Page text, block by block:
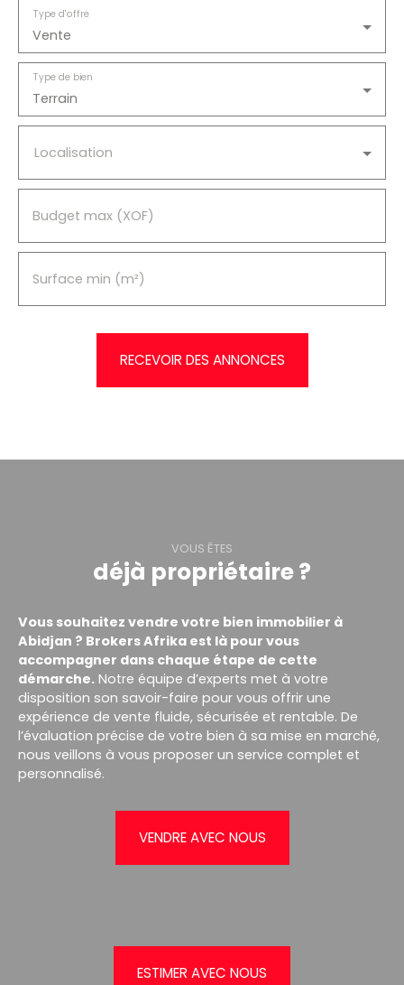
Vente
Type d'offre
Terrain
Type de bien
Localisation
Budget max (XOF)
Surface min (m²)
RECEVOIR DES ANNONCES
VOUS ÊTES
déjà propriétaire ?
Vous souhaitez vendre votre bien immobilier à
Abidjan ? Brokers Afrika est là pour vous
accompagner dans chaque étape de cette
démarche. Notre équipe d’experts met à votre
disposition son savoir-faire pour vous offrir une
expérience de vente fluide, sécurisée et rentable. De
l’évaluation précise de votre bien à sa mise en marché,
nous veillons à vous proposer un service complet et
personnalisé.
VENDRE AVEC NOUS
ESTIMER AVEC NOUS